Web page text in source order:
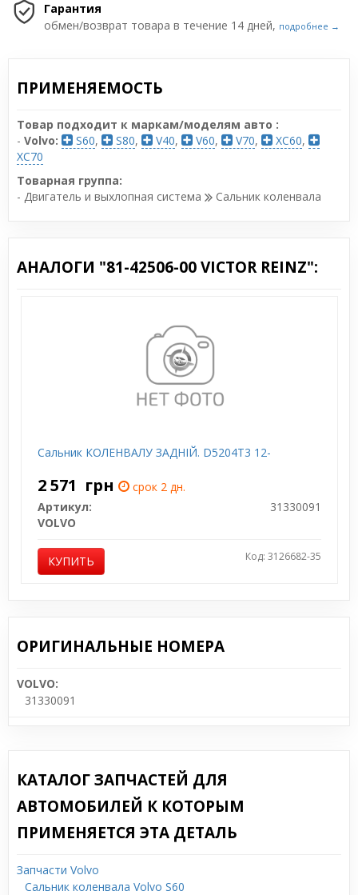
Гарантия
обмен/возврат товара в течение 14 дней, подробнее →
ПРИМЕНЯЕМОСТЬ
Товар подходит к маркам/моделям авто :
- Volvo: S60, S80, V40, V60, V70, XC60,
XC70
Товарная группа:
- Двигатель и выхлопная система
Сальник коленвала
АНАЛОГИ "81-42506-00 VICTOR REINZ":
Сальник КОЛЕНВАЛУ ЗАДНІЙ. D5204T3 12-
2 571 грн
срок 2 дн.
Артикул:
31330091
VOLVO
КУПИТЬ Код: 3126682-35
ОРИГИНАЛЬНЫЕ НОМЕРА
VOLVO:
31330091
КАТАЛОГ ЗАПЧАСТЕЙ ДЛЯ
АВТОМОБИЛЕЙ К КОТОРЫМ
ПРИМЕНЯЕТСЯ ЭТА ДЕТАЛЬ
Запчасти Volvo
Сальник коленвала Volvo S60